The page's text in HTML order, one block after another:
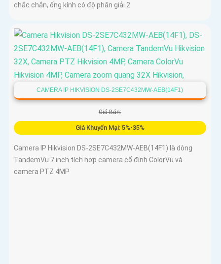
chắc chắn, ống kính có độ phân giải 2
CAMERA IP HIKVISION DS-2SE7C432MW-AEB(14F1)
Giá Bán:
Giá Khuyến Mại: 5%-35%
Camera IP Hikvision DS-2SE7C432MW-AEB(14F1) là dòng
TandemVu 7 inch tích hợp camera cố định ColorVu và
camera PTZ 4MP